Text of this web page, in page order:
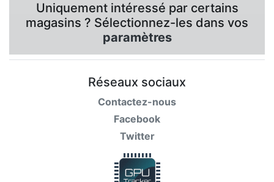
Uniquement intéressé par certains
magasins ? Sélectionnez-les dans vos
paramètres
Réseaux sociaux
Contactez-nous
Facebook
Twitter